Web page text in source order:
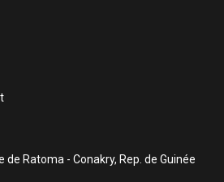
Ratoma - Conakry, Rep. de Guinée